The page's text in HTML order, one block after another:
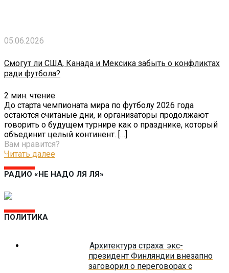
05.06.2026
Cмогут ли США, Канада и Мексика забыть о конфликтах
ради футбола?
2 мин. чтение
До старта чемпионата мира по футболу 2026 года
остаются считаные дни, и организаторы продолжают
говорить о будущем турнире как о празднике, который
объединит целый континент. […]
Вам нравится?
Читать далее
РАДИО «НЕ НАДО ЛЯ ЛЯ»
ПОЛИТИКА
Архитектура страха: экс-
президент Финляндии внезапно
заговорил о переговорах с